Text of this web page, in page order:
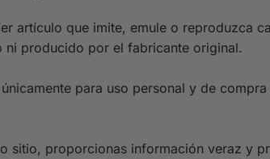
artículo que imite, emule o reproduzca
producido por el fabricante original.
para uso personal y de
sitio, proporcionas información veraz y